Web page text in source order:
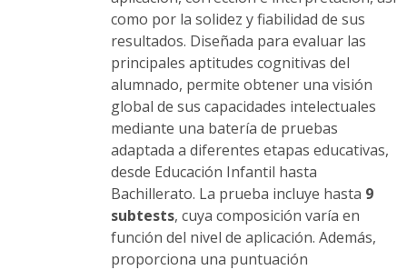
producto
como por la solidez y fiabilidad de sus
resultados. Diseñada para evaluar las
principales aptitudes cognitivas del
alumnado, permite obtener una visión
global de sus capacidades intelectuales
mediante una batería de pruebas
adaptada a diferentes etapas educativas,
desde Educación Infantil hasta
Bachillerato. La prueba incluye hasta 9
subtests, cuya composición varía en
función del nivel de aplicación. Además,
proporciona una puntuación